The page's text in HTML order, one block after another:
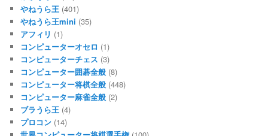
やねうら王 (401)
やねうら王mini (35)
アフィリ (1)
コンピューターオセロ (1)
コンピューターチェス (3)
コンピューター囲碁全般 (8)
コンピューター将棋全般 (448)
コンピューター麻雀全般 (2)
ブラうら王 (4)
プロコン (14)